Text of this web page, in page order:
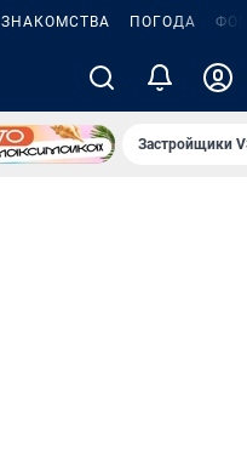
ЗНАКОМСТВА ПОГОДА
Застройщики